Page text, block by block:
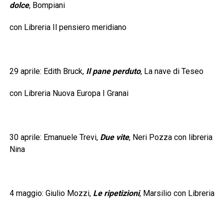
dolce, Bompiani
con Libreria Il pensiero meridiano
29 aprile: Edith Bruck, Il pane perduto, La nave di Teseo
con Libreria Nuova Europa I Granai
30 aprile: Emanuele Trevi, Due vite, Neri Pozza con libreria
Nina
4 maggio: Giulio Mozzi, Le ripetizioni, Marsilio con Libreria